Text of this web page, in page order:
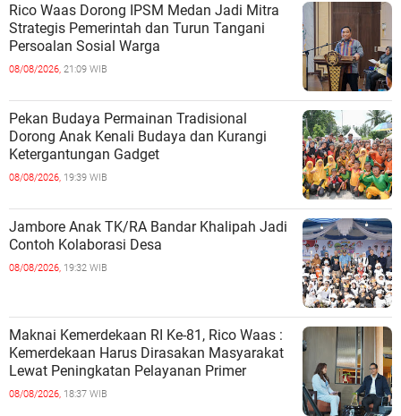
Rico Waas Dorong IPSM Medan Jadi Mitra
Strategis Pemerintah dan Turun Tangani
Persoalan Sosial Warga
08/08/2026, 21:09 WIB
Pekan Budaya Permainan Tradisional
Dorong Anak Kenali Budaya dan Kurangi
Ketergantungan Gadget
08/08/2026, 19:39 WIB
Jambore Anak TK/RA Bandar Khalipah Jadi
Contoh Kolaborasi Desa
08/08/2026, 19:32 WIB
Maknai Kemerdekaan RI Ke-81, Rico Waas :
Kemerdekaan Harus Dirasakan Masyarakat
Lewat Peningkatan Pelayanan Primer
08/08/2026, 18:37 WIB